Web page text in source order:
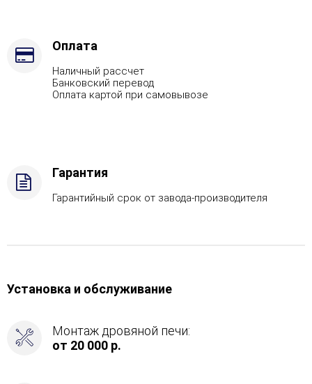
321,
Вид
топлива
Оплата
Наличный рассчет
Банковский перевод
Оплата картой при самовывозе
Гарантия
Гарантийный срок от завода-производителя
Установка и обслуживание
Монтаж дровяной печи:
от 20 000 р.